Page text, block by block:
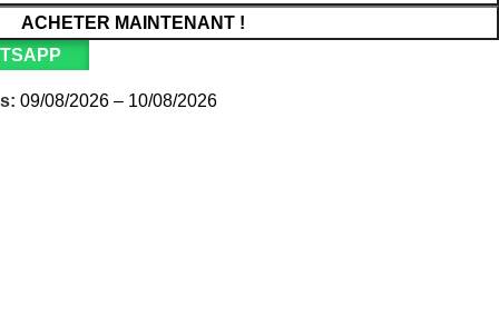
ACHETER MAINTENANT !
09/08/2026 – 10/08/2026